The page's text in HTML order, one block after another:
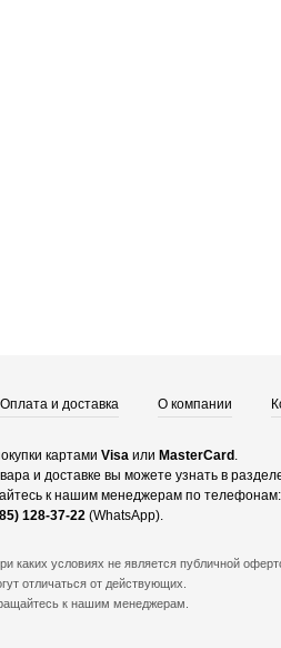
Оплата и доставка О компании
картами Visa или MasterCard .
и доставке вы можете узнать в
к нашим менеджерам по телефонам:
128-37-22 (WhatsApp).
каких условиях не является публичной
отличаться от действующих.
к нашим менеджерам.